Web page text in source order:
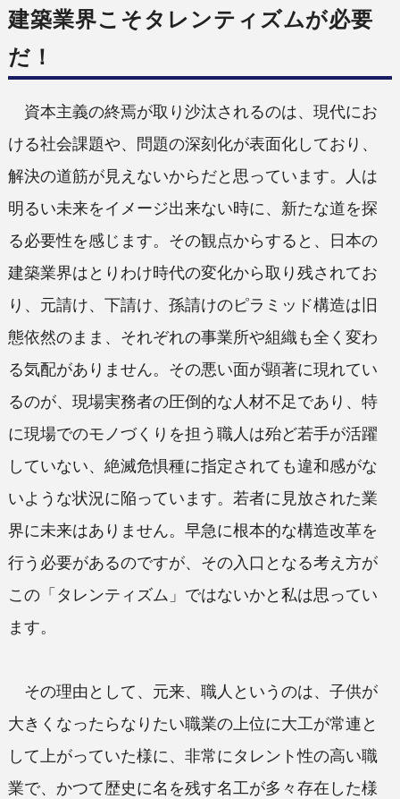
建築業界こそタレンティズムが必要
だ！
資本主義の終焉が取り沙汰されるのは、現代にお
ける社会課題や、問題の深刻化が表面化しており、
解決の道筋が見えないからだと思っています。人は
明るい未来をイメージ出来ない時に、新たな道を探
る必要性を感じます。その観点からすると、日本の
建築業界はとりわけ時代の変化から取り残されてお
り、元請け、下請け、孫請けのピラミッド構造は旧
態依然のまま、それぞれの事業所や組織も全く変わ
る気配がありません。その悪い面が顕著に現れてい
るのが、現場実務者の圧倒的な人材不足であり、特
に現場でのモノづくりを担う職人は殆ど若手が活躍
していない、絶滅危惧種に指定されても違和感がな
いような状況に陥っています。若者に見放された業
界に未来はありません。早急に根本的な構造改革を
行う必要があるのですが、その入口となる考え方が
この「タレンティズム」ではないかと私は思ってい
ます。
その理由として、元来、職人というのは、子供が
大きくなったらなりたい職業の上位に大工が常連と
して上がっていた様に、非常にタレント性の高い職
業で、かつて歴史に名を残す名工が多々存在した様